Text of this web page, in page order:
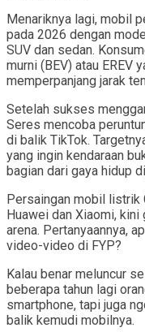
Menariknya lagi, mobil
pada 2026 dengan
SUV dan sedan.
murni (BEV) atau EREV
memperpanjang jarak
Setelah sukses
Seres mencoba
di balik TikTok.
yang ingin kendaraan
bagian dari gaya hidup
Persaingan mobil listrik
Huawei dan Xiaomi,
arena. Pertanyaannya,
video-video di FYP?
Kalau benar meluncur
beberapa tahun lagi
smartphone, tapi juga
balik kemudi mobilnya.